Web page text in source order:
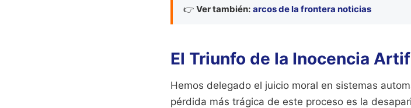
👉 Ver también: arcos de la frontera noticias
El Triunfo de la Inocencia
Hemos delegado el juicio moral en sistemas
pérdida más trágica de este proceso es la